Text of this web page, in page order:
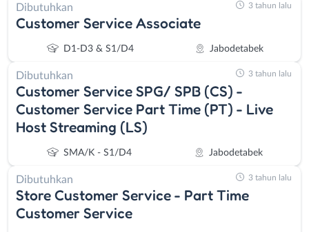
Dibutuhkan
Customer Service Associate
D1-D3 & S1/D4 Jabodetabek
3 tahun lalu
Dibutuhkan
Customer Service SPG/ SPB (CS) -
Customer Service Part Time (PT) - Live
Host Streaming (LS)
SMA/K - S1/D4 Jabodetabek
3 tahun lalu
Dibutuhkan
Store Customer Service - Part Time
Customer Service
3 tahun lalu